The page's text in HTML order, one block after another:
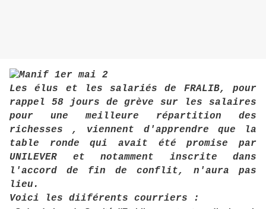
Les élus et les salariés de FRALIB, pour
rappel 58 jours de grève sur les salaires
pour une meilleure répartition des
richesses , viennent d'apprendre que la
table ronde qui avait été promise par
UNILEVER et notamment inscrite dans
l'accord de fin de conflit, n'aura pas
lieu.
Voici les diiférents courriers :